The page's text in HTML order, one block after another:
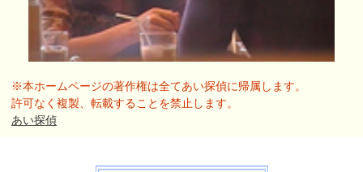
※本ホームページの著作権は全てあい探偵に帰属します。
許可なく複製、転載することを禁止します。
あい探偵